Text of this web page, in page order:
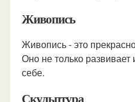
Живопись
Живопись - это
Оно не только
себе.
Скульптура